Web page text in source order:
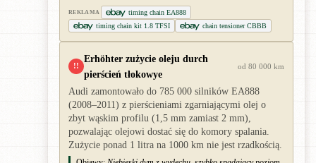
REKLAMA
timing chain EA888
timing chain kit 1.8 TFSI
chain tensioner CBBB
!!
Erhöhter zużycie oleju durch
pierścień tłokowye
od 80 000 km
Audi zamontowało do 785 000 silników EA888
(2008–2011) z pierścieniami zgarniającymi olej o
zbyt wąskim profilu (1,5 mm zamiast 2 mm),
pozwalając olejowi dostać się do komory spalania.
Zużycie ponad 1 litra na 1000 km nie jest rzadkością.